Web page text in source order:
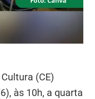
(CE)
às 10h, a quarta